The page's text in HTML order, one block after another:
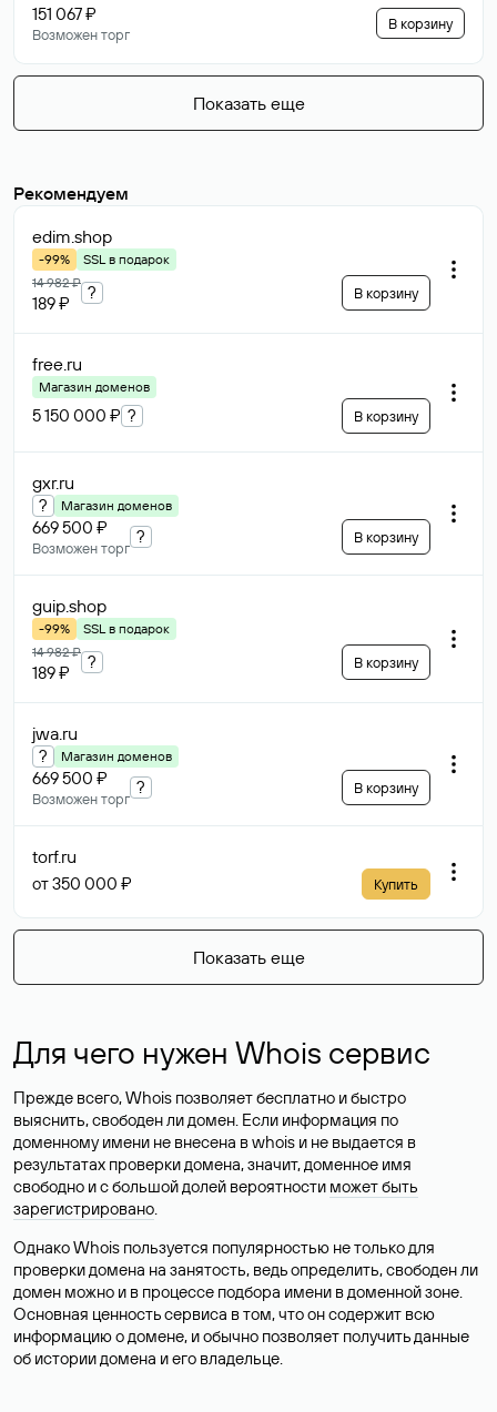
151 067 ₽
Возможен торг
В корзину
Показать еще
Рекомендуем
edim.shop
-99%
SSL в подарок
14 982 ₽
189 ₽
? В корзину
free.ru
Магазин доменов
5 150 000 ₽ ? В корзину
gxr.ru
? Магазин доменов
669 500 ₽
Возможен торг
? В корзину
guip.shop
-99%
SSL в подарок
14 982 ₽
189 ₽
? В корзину
jwa.ru
? Магазин доменов
669 500 ₽
Возможен торг
? В корзину
torf.ru
от 350 000 ₽ Купить
Показать еще
Для чего нужен Whois сервис
Прежде всего, Whois позволяет бесплатно и быстро
выяснить, свободен ли домен. Если информация по
доменному имени не внесена в whois и не выдается в
результатах проверки домена, значит, доменное имя
свободно и с большой долей вероятности может быть
зарегистрировано.
Однако Whois пользуется популярностью не только для
проверки домена на занятость, ведь определить, свободен ли
домен можно и в процессе подбора имени в доменной зоне.
Основная ценность сервиса в том, что он содержит всю
информацию о домене, и обычно позволяет получить данные
об истории домена и его владельце.